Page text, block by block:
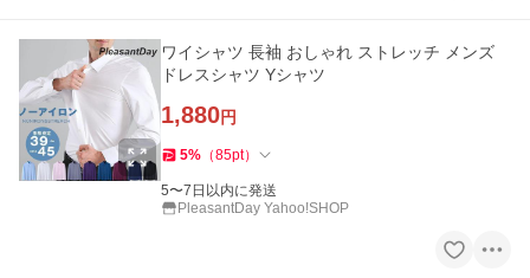
ワイシャツ 長袖 おしゃれ ストレッチ メンズ
ドレスシャツ Yシャツ
1,880円
5% （85pt）
5〜7日以内に発送
PleasantDay Yahoo!SHOP